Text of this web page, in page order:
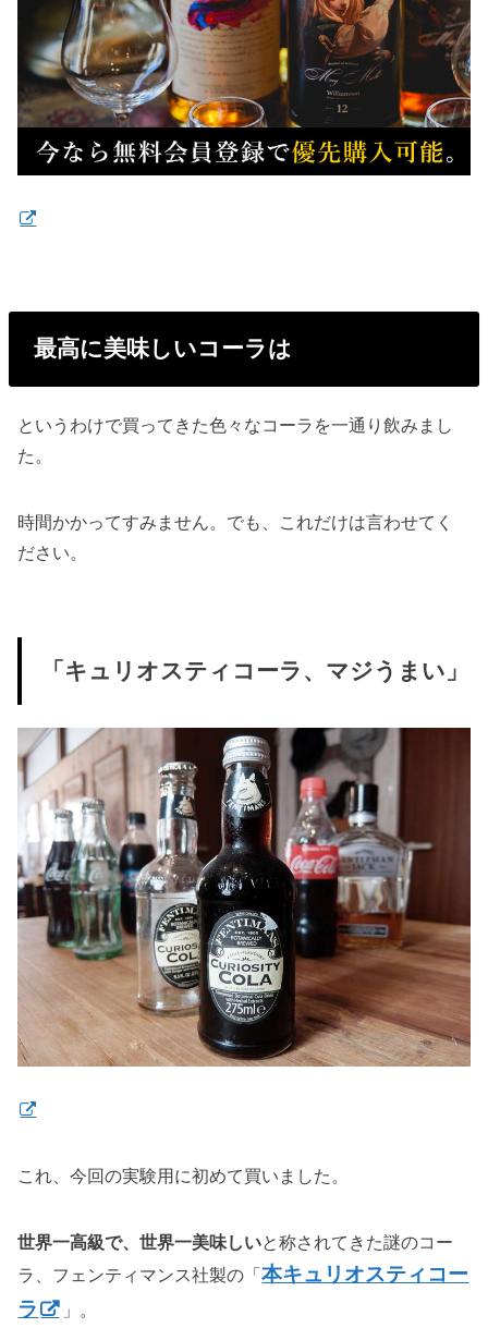
最高に美味しいコーラは
というわけで買ってきた色々なコーラを一通り飲みまし
た。
時間かかってすみません。でも、これだけは言わせてく
ださい。
「キュリオスティコーラ、マジうまい」
これ、今回の実験用に初めて買いました。
世界一高級で、世界一美味しいと称されてきた謎のコー
ラ、フェンティマンス社製の「本キュリオスティコー
ラ
」。